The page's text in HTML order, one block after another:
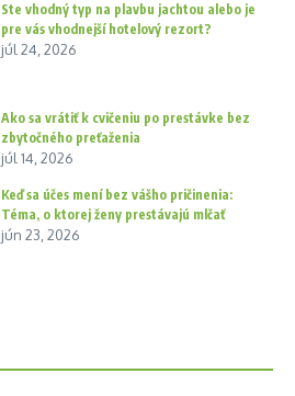
Ste vhodný typ na plavbu jachtou alebo je
pre vás vhodnejší hotelový rezort?
júl 24, 2026
Ako sa vrátiť k cvičeniu po prestávke bez
zbytočného preťaženia
júl 14, 2026
Keď sa účes mení bez vášho pričinenia:
Téma, o ktorej ženy prestávajú mlčať
jún 23, 2026